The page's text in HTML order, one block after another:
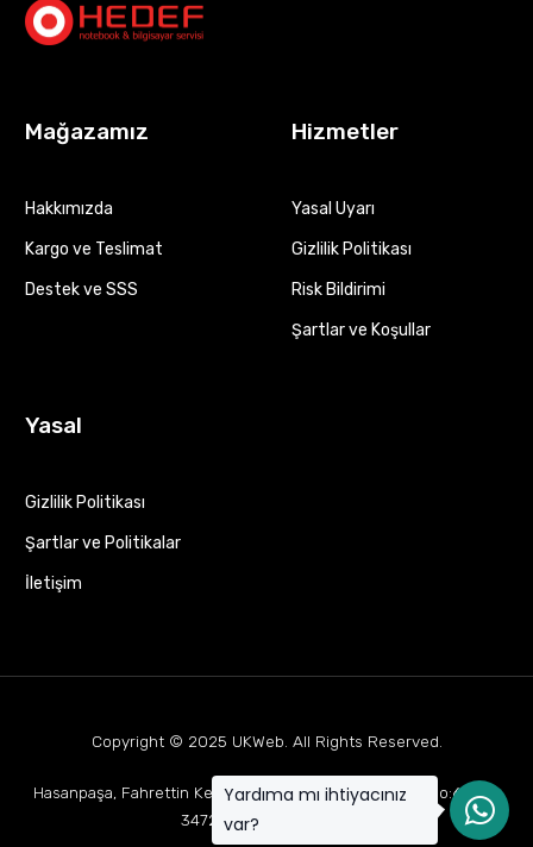
Mağazamız
Hakkımızda
Kargo ve Teslimat
Destek ve SSS
Hizmetler
Yasal Uyarı
Gizlilik Politikası
Risk Bildirimi
Şartlar ve Koşullar
Yasal
Gizlilik Politikası
Şartlar ve Politikalar
İletişim
Copyright © 2025 UKWeb. All Rights Reserved.
Hasanpaşa, Fahrettin Kerim Gökay Cd Mukaddes Apt No:63 D:1,
34722 Kadıköy/İstanbul
Yardıma mı ihtiyacınız
var?